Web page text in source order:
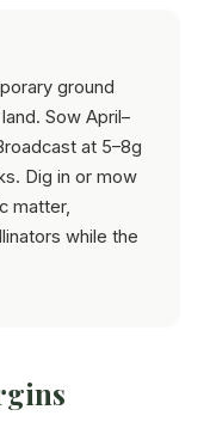
ground
Sow April–
at 5–8g
Dig in or mow
matter,
while the